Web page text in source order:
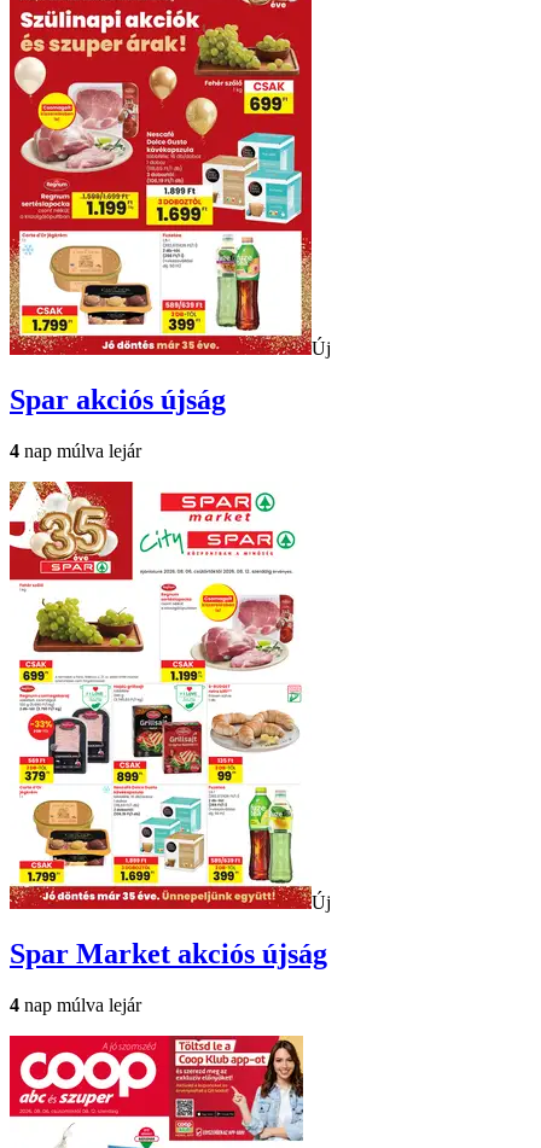
Új
Spar akciós újság
4 nap múlva lejár
Új
Spar Market akciós újság
4 nap múlva lejár